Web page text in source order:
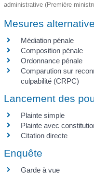
administrative (Première
Mesures
Médiation pénale
Composition pénale
Ordonnance pénale
Comparution sur
culpabilité (CRPC)
Lancement des
Plainte simple
Plainte avec
Citation directe
Enquête
Garde à vue